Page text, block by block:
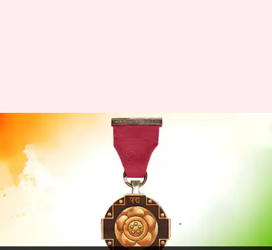
இன்று பத்ம விருதுகள்
வழங்கல்: நடிகர் மம்மூட்டி,
ஆர். மாதவன், மறைந்த
தர்மேந்திராவுக்கு உயரிய
விருதுகள்
Venkatalakshmi V May 25, 2026